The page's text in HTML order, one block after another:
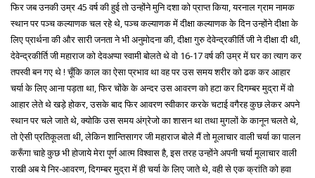
फिर जब उनकी उम्र 45 वर्ष की हुई तो उन्होंने मुनि दशा को प्राप्त किया, यरनाल ग्राम नामक
स्थान पर पञ्च कल्याणक चल रहे थे, पञ्च कल्याणक में दीक्षा कल्याणक के दिन उन्होंने दीक्षा के
लिए प्रार्थना की और सारी जनता ने भी अनुमोदना की, दीक्षा गुरु देवेन्द्रकीर्ति जी ने दीक्षा दी थी,
देवेन्द्रकीर्ति जी महाराज को देवअप्पा स्वामी बोलते थे वो 16-17 वर्ष की उम्र में घर का त्याग कर
तपस्वी बन गए थे ! चूँकि काल का ऐसा प्रभाव था वह पर उस समय शरीर को ढक कर आहार
चर्या के लिए आना पड़ता था, फिर चोंके के अन्दर उस आवरण को हटा कर दिगम्बर मुद्रा में वो
आहार लेते थे खड़े होकर, उसके बाद फिर आवरण स्वीकार करके चटाई वगैरह कुछ लेकर अपने
स्थान पर चले जाते थे, क्योकि उस समय अंग्रेजो का शासन था तथा मुगलों के कानून चलते थे,
तो ऐसी प्रतिकूलता थी, लेकिन शान्तिसागर जी महाराज बोले मैं तो मूलाचार वाली चर्या का पालन
करूँगा चाहे कुछ भी होजाये मेरा पूर्ण आत्म विश्वास है, इस तरह उन्होंने अपनी चर्या मूलाचार वाली
राखी अब ये निर-आवरण, दिगम्बर मुद्रा में ही चर्या के लिए जाते थे, वही से एक क्रांति को हवा